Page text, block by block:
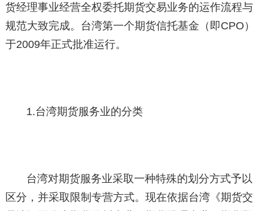
货经理事业经营全权委托期货交易业务的运作流程与
规范大致完成。台湾第一个期货信托基金（即CPO）
于2009年正式批准运行。
1.台湾期货服务业的分类
台湾对期货服务业采取一种特殊的划分方式予以
区分，并采取限制专营方式。现在依据台湾《期货交